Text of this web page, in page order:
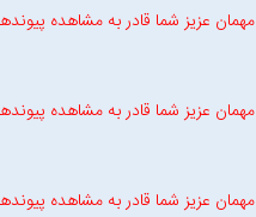
مهمان عزیز شما قادر به مشاهده
مهمان عزیز شما قادر به مشاهده
مهمان عزیز شما قادر به مشاهده